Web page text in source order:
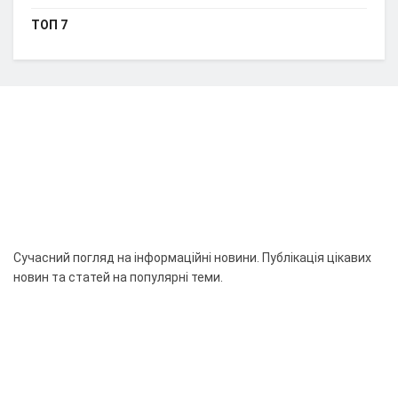
ТОП 7
Сучасний погляд на інформаційні новини. Публікація цікавих
новин та статей на популярні теми.